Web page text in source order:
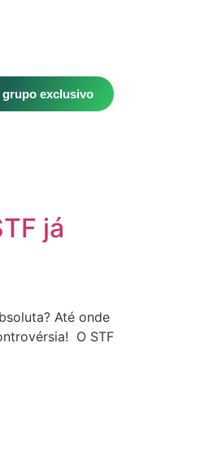
grupo exclusivo
já
Até onde
O STF